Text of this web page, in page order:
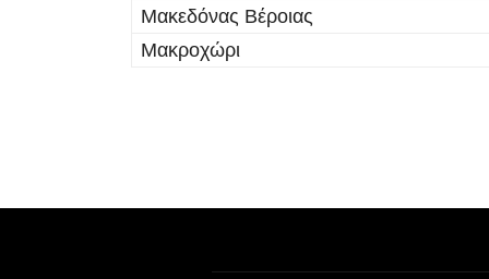
Μακεδόνας Βέροιας
Μακροχώρι